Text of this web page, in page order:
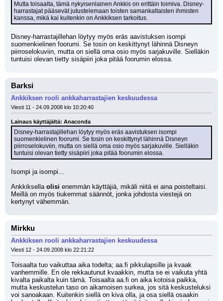
Mutta toisaalta, tämä nykyisenlainen Ankkis on erittäin toimiva. Disney-
harrastajat pääsevät jutustelemaan toisten samankaltaisten ihmisten
kanssa, mikä kai kuitenkin on Ankkiksen tarkoitus.
Disney-harrastajillehan löytyy myös eräs aavistuksen isompi
suomenkielinen foorumi. Se tosin on keskittynyt lähinnä Disneyn
piirroselokuviin, mutta on siellä oma osio myös sarjakuville. Sielläkin
tuntuisi olevan tietty sisäpiiri joka pitää foorumin elossa.
Barksi
Ankkiksen rooli ankkaharrastajien keskuudessa
Viesti 11 - 24.09.2008 klo 10:20:40
Lainaus käyttäjältä: Anaconda
Disney-harrastajillehan löytyy myös eräs aavistuksen isompi
suomenkielinen foorumi. Se tosin on keskittynyt lähinnä Disneyn
piirroselokuviin, mutta on siellä oma osio myös sarjakuville. Sielläkin
tuntuisi olevan tietty sisäpiiri joka pitää foorumin elossa.
Isompi ja isompi...
Ankkiksella olisi enemmän käyttäjiä, mikäli niitä ei aina poisteltaisi.
Meillä on myös tiukemmat säännöt, jonka johdosta viestejä on
kertynyt vähemmän.
Mirkku
Ankkiksen rooli ankkaharrastajien keskuudessa
Viesti 12 - 24.09.2008 klo 22:21:22
Toisaalta tuo vaikuttaa aika todelta; aa.fi pikkulapsille ja kvaak
vanhemmille. En ole rekkautunut kvaakkin, mutta se ei vaikuta yhtä
kivalta paikalta kuin tämä. Toisaalta aa.fi on aika kotoisa paikka,
mutta keskustelun taso on aikamoisen surkea, jos sitä keskusteluksi
voi sanoakaan. Kuitenkin siellä on kiva olla, ja osa siellä osaakin